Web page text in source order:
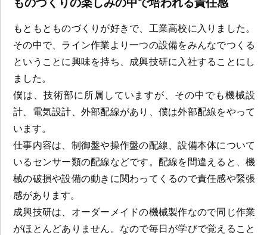
もともとものづくりが好きで、工業高校に入りました。
その中で、ライン作業より一つの設備をみんなでつくる
ということに興味を持ち、成興技研に入社することにし
ました。
僕は、技術部に所属していますが、その中でも機械設
計、電気設計、外部配線があり、僕は外部配線をやって
います。
仕事内容は、制御盤や操作盤の配線、設備本体について
いるセンサー類の配線などです。配線を間違えると、機
械の破損や設備の動きに関わってくるので責任感や緊張
感があります。
成興技研は、オーダーメイドの機械製作なので同じ作業
がほとんどありません。なので毎日が学びで覚えること